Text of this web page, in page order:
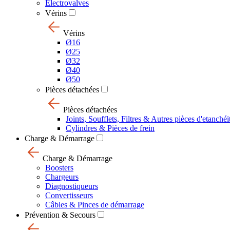
Electrovalves
Vérins
Vérins
Ø16
Ø25
Ø32
Ø40
Ø50
Pièces détachées
Pièces détachées
Joints, Soufflets, Filtres & Autres pièces
Cylindres & Pièces de frein
Charge & Démarrage
Charge & Démarrage
Boosters
Chargeurs
Diagnostiqueurs
Convertisseurs
Câbles & Pinces de démarrage
Prévention & Secours